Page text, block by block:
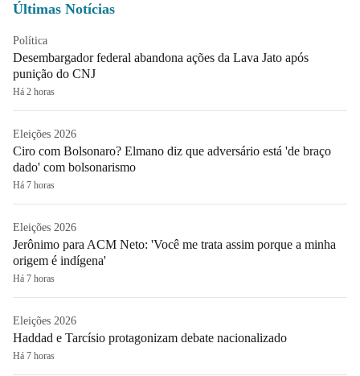
Últimas Notícias
Política
Desembargador federal abandona ações da Lava Jato após
punição do CNJ
Há 2 horas
Eleições 2026
Ciro com Bolsonaro? Elmano diz que adversário está 'de braço
dado' com bolsonarismo
Há 7 horas
Eleições 2026
Jerônimo para ACM Neto: 'Você me trata assim porque a minha
origem é indígena'
Há 7 horas
Eleições 2026
Haddad e Tarcísio protagonizam debate nacionalizado
Há 7 horas